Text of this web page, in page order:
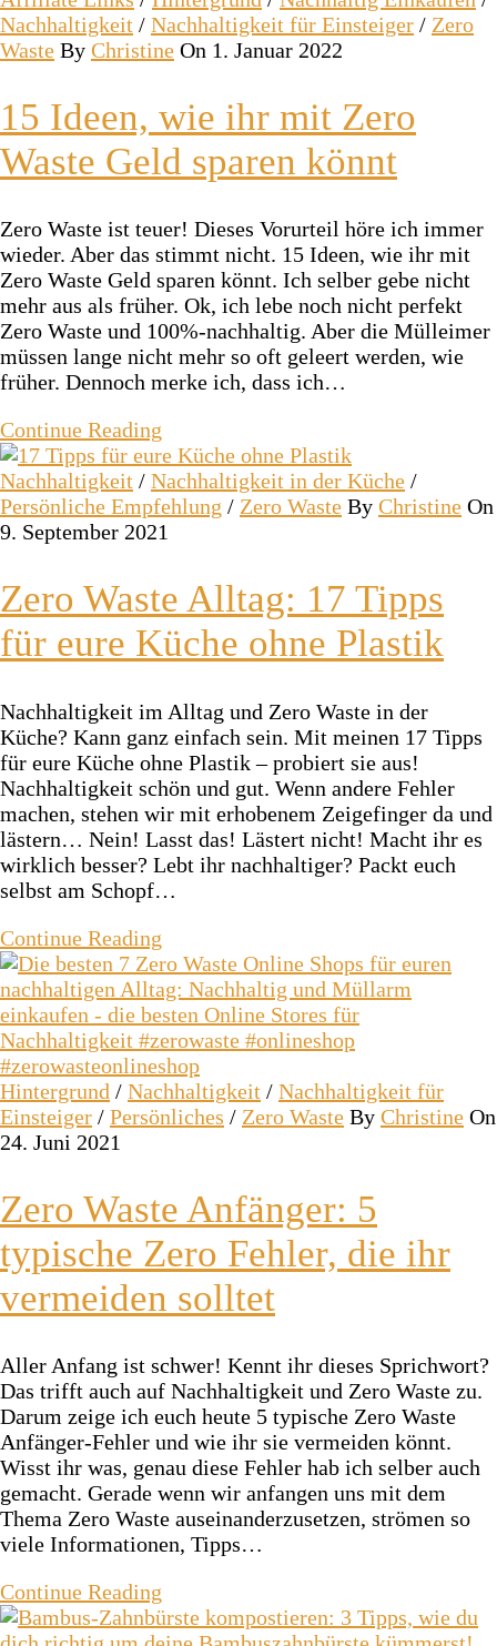
Nachhaltigkeit / Nachhaltigkeit für Einsteiger / Zero
Waste By Christine On 1. Januar 2022
15 Ideen, wie ihr mit Zero
Waste Geld sparen könnt
Zero Waste ist teuer! Dieses Vorurteil höre ich immer
wieder. Aber das stimmt nicht. 15 Ideen, wie ihr mit
Zero Waste Geld sparen könnt. Ich selber gebe nicht
mehr aus als früher. Ok, ich lebe noch nicht perfekt
Zero Waste und 100%-nachhaltig. Aber die Mülleimer
müssen lange nicht mehr so oft geleert werden, wie
früher. Dennoch merke ich, dass ich…
Continue Reading
Nachhaltigkeit / Nachhaltigkeit in der Küche /
Persönliche Empfehlung / Zero Waste By Christine On
9. September 2021
Zero Waste Alltag: 17 Tipps
für eure Küche ohne Plastik
Nachhaltigkeit im Alltag und Zero Waste in der
Küche? Kann ganz einfach sein. Mit meinen 17 Tipps
für eure Küche ohne Plastik – probiert sie aus!
Nachhaltigkeit schön und gut. Wenn andere Fehler
machen, stehen wir mit erhobenem Zeigefinger da und
lästern… Nein! Lasst das! Lästert nicht! Macht ihr es
wirklich besser? Lebt ihr nachhaltiger? Packt euch
selbst am Schopf…
Continue Reading
Hintergrund / Nachhaltigkeit / Nachhaltigkeit für
Einsteiger / Persönliches / Zero Waste By Christine On
24. Juni 2021
Zero Waste Anfänger: 5
typische Zero Fehler, die ihr
vermeiden solltet
Aller Anfang ist schwer! Kennt ihr dieses Sprichwort?
Das trifft auch auf Nachhaltigkeit und Zero Waste zu.
Darum zeige ich euch heute 5 typische Zero Waste
Anfänger-Fehler und wie ihr sie vermeiden könnt.
Wisst ihr was, genau diese Fehler hab ich selber auch
gemacht. Gerade wenn wir anfangen uns mit dem
Thema Zero Waste auseinanderzusetzen, strömen so
viele Informationen, Tipps…
Continue Reading